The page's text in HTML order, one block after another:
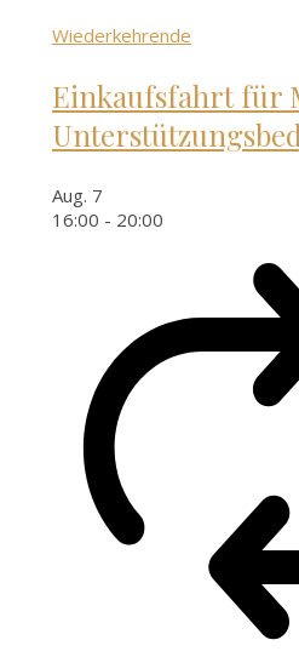
Wiederkehrende
Einkaufsfahrt für
Aug. 7
16:00 - 20:00